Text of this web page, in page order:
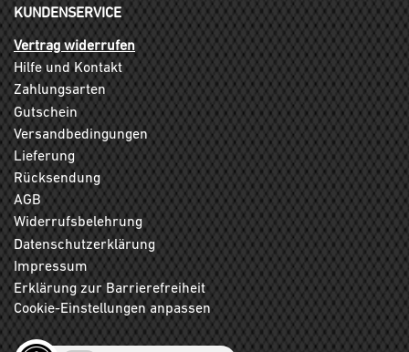
KUNDENSERVICE
Vertrag widerrufen
Hilfe und Kontakt
Zahlungsarten
Gutschein
Versandbedingungen
Lieferung
Rücksendung
AGB
Widerrufsbelehrung
Datenschutzerklärung
Impressum
Erklärung zur Barrierefreiheit
Cookie-Einstellungen anpassen